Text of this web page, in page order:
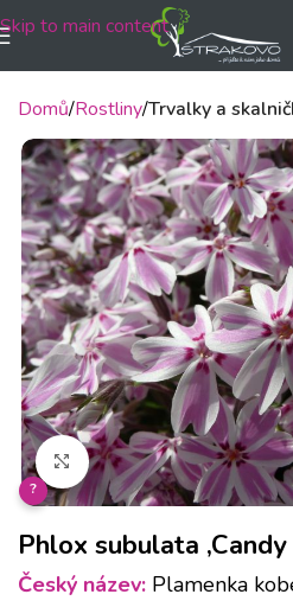
Skip to main content
Domů Rostliny Trvalky a
Klikněte pro zvětšení
?
Phlox subulata ‚Candy
Český název: Plamenka